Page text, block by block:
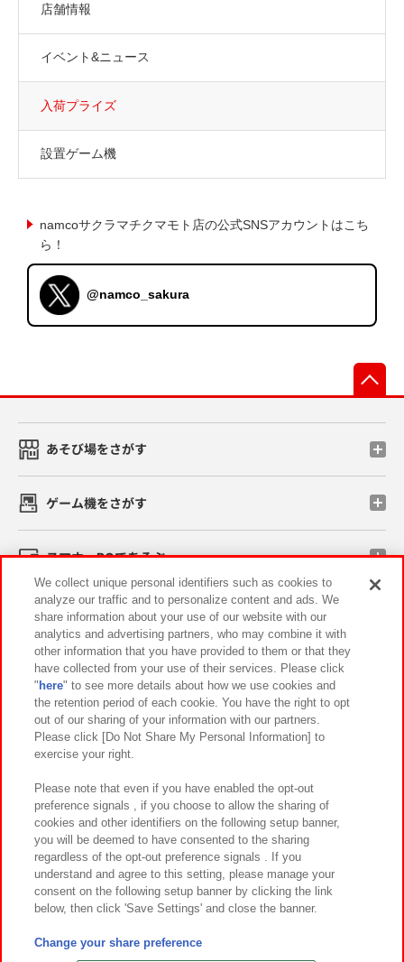
店舗情報
イベント&ニュース
入荷プライズ
設置ゲーム機
namcoサクラマチクマモト店の公式SNSアカウントはこち
ら！
@namco_sakura
あそび場をさがす
ゲーム機をさがす
スマホ・PCであそぶ
イベント・キャンペーン
関連会社 サステナビリティ サイトポリシー
プライバシーポリシー ウェブアクセシビリティ方針と検証結果
お取引先さまとともに
カスタマーハラスメント対応方針 よくあるご質問・お問い合わせ
©Bandai Namco Amusement Inc.
©Bandai Namco Amusement Lab Inc.
We collect unique personal identifiers such as cookies to
analyze our traffic and to personalize content and ads. We
share information about your use of our website with our
analytics and advertising partners, who may combine it with
other information that you have provided to them or that they
have collected from your use of their services. Please click
" here" to see more details about how we use cookies and
the retention period of each cookie. You have the right to opt
out of our sharing of your information with our partners.
Please click [Do Not Share My Personal Information] to
exercise your right.
Please note that even if you have enabled the opt-out
preference signals , if you choose to allow the sharing of
cookies and other identifiers on the following setup banner,
you will be deemed to have consented to the sharing
regardless of the opt-out preference signals . If you
understand and agree to this setting, please manage your
consent on the following setup banner by clicking the link
below, then click 'Save Settings' and close the banner.
Change your share preference